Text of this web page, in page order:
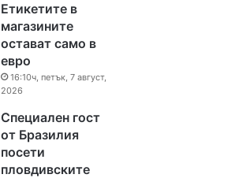
Етикетите в
магазините
остават само в
евро
16:10ч, петък, 7 август,
2026
Специален гост
от Бразилия
посети
пловдивските